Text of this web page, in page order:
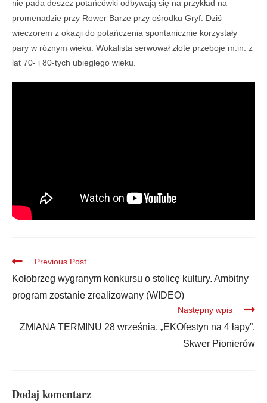
nie pada deszcz potańcówki odbywają się na przykład na
promenadzie przy Rower Barze przy ośrodku Gryf. Dziś
wieczorem z okazji do potańczenia spontanicznie korzystały
pary w różnym wieku. Wokalista serwował złote przeboje m.in. z
lat 70- i 80-tych ubiegłego wieku.
Previous Post
Kołobrzeg wygranym konkursu o stolicę kultury. Ambitny
program zostanie zrealizowany (WIDEO)
Następny wpis
ZMIANA TERMINU 28 września, „EKOfestyn na 4 łapy”,
Skwer Pionierów
Dodaj komentarz